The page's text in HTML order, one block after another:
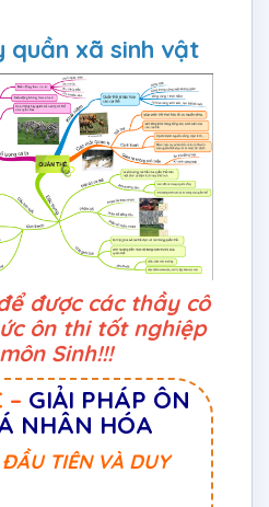
quần xã sinh vật
được các thầy cô
ôn thi tốt nghiệp
Sinh!!!
– GIẢI PHÁP ÔN
NHÂN HÓA
ĐẦU TIÊN VÀ DUY